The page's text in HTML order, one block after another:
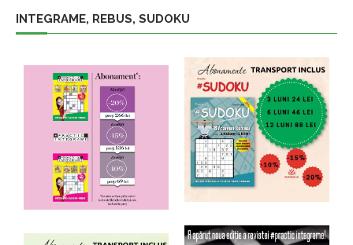
INTEGRAME, REBUS, SUDOKU